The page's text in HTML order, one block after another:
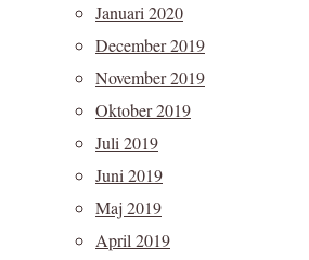
Januari 2020
December 2019
November 2019
Oktober 2019
Juli 2019
Juni 2019
Maj 2019
April 2019